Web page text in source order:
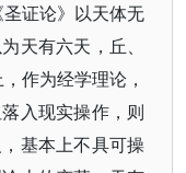
证论》以天体无
天有六天，丘、
作为经学理论，
入现实操作，则
基本上不具可操